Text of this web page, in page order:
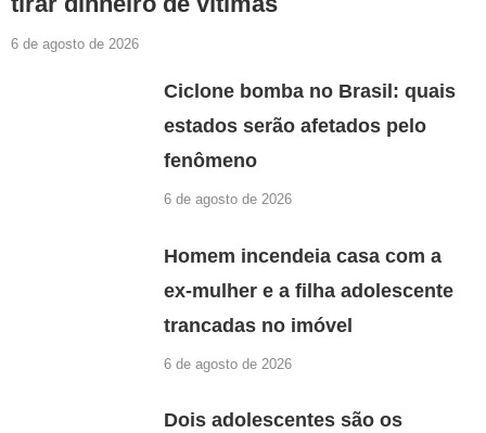
6 de agosto de 2026
Ciclone bomba no Brasil: quais
estados serão afetados pelo
fenômeno
6 de agosto de 2026
Homem incendeia casa com a
ex-mulher e a filha adolescente
trancadas no imóvel
6 de agosto de 2026
Dois adolescentes são os